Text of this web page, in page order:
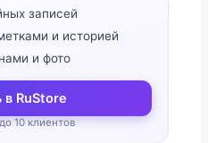
записей
и историей
и фото
в RuStore
10 клиентов